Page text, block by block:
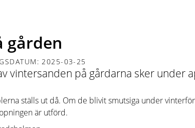
gården
2025-03-25
vintersanden på gårdarna sker under
ställs ut då. Om de blivit smutsiga under
är utförd.